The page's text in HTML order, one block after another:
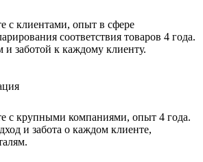
с клиентами, опыт в сфере
соответствия товаров 4 года.
заботой к каждому клиенту.
с крупными компаниями, опыт 4 года.
и забота о каждом клиенте,